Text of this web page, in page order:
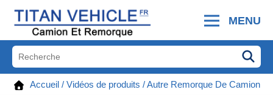
MENU
Accueil / Vidéos de produits /Autre Remorque De Camion